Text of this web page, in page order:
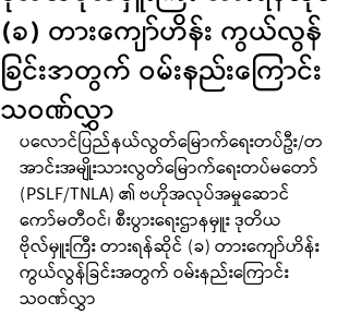
(ခ) တားကျော်ဟိန်း ကွယ်လွန်
ခြင်းအတွက် ဝမ်းနည်းကြောင်း
သဝဏ်လွှာ
ပလောင်ပြည်နယ်လွတ်မြောက်ရေးတပ်ဦး/တ
အာင်းအမျိုးသားလွတ်မြောက်ရေးတပ်မတော်
(PSLF/TNLA) ၏ ဗဟိုအလုပ်အမှုဆောင်
ကော်မတီဝင်၊ စီးပွားရေးဌာနမှူး ဒုတိယ
ဗိုလ်မှူးကြီး တားရန်ဆိုင် (ခ) တားကျော်ဟိန်း
ကွယ်လွန်ခြင်းအတွက် ဝမ်းနည်းကြောင်း
သဝဏ်လွှာ